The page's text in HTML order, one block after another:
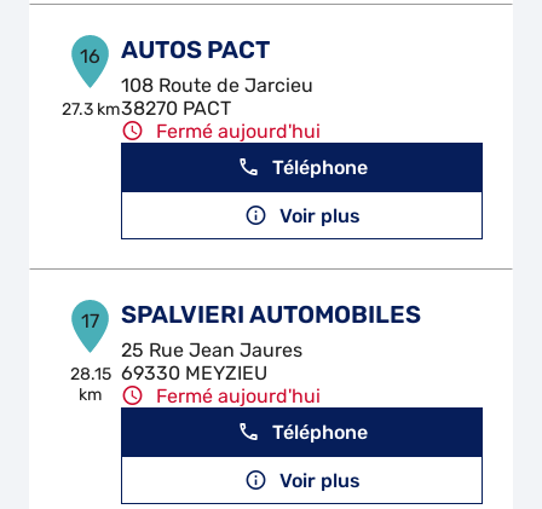
16
27.3 km
AUTOS PACT
108 Route de Jarcieu
38270 PACT
Fermé aujourd'hui
Téléphone
Voir plus
17
28.15
km
SPALVIERI AUTOMOBILES
25 Rue Jean Jaures
69330 MEYZIEU
Fermé aujourd'hui
Téléphone
Voir plus